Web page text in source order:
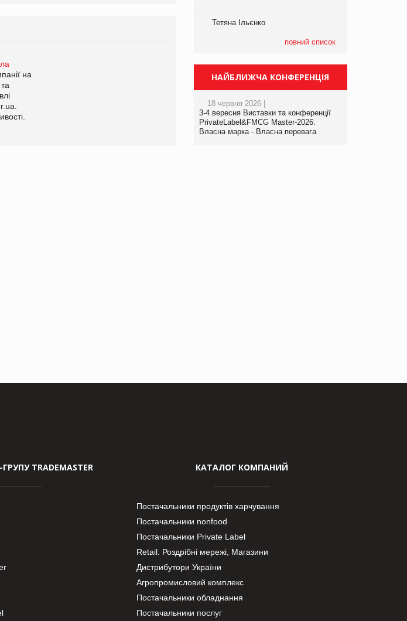
на
Брагина Людмила
Просування компанії на
www.trademaster.ua.
правила. Особливості.
Тетяна Ільєнко
повний список
НАЙБЛИЖЧА КОНФЕРЕНЦІЯ
18 червня 2026 |
3-4 вересня Виставки та конференції
PrivateLabel&FMCG Master-2026:
Власна марка - Власна перевага
TRADEMASTER КАТАЛОГ КОМПАНИЙ
Постачальники продуктів харчування
Постачальники nonfood
Постачальники Private Label
Retail. Роздрібні мережі, Магазини
Дистрибутори України
Агропромисловий комплекс
Постачальники обладнання
Постачальники послуг